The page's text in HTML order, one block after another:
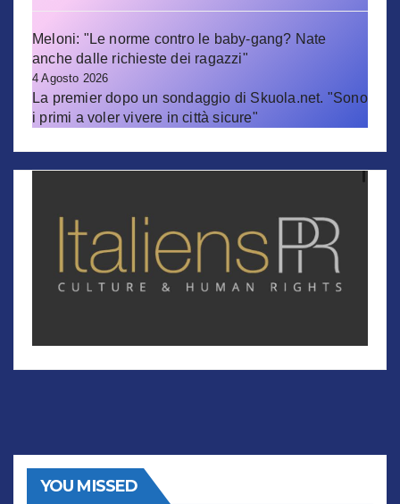
Meloni: "Le norme contro le baby-gang? Nate
anche dalle richieste dei ragazzi"
4 Agosto 2026
La premier dopo un sondaggio di Skuola.net. "Sono
i primi a voler vivere in città sicure"
YOU MISSED